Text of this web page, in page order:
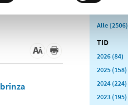
Alle (2506)
TID
2026 (84)
2025 (158)
2024 (224)
2023 (195)